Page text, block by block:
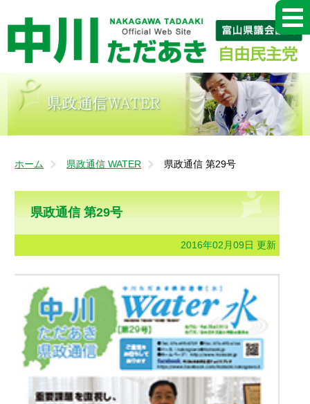
ホーム 県政通信 WATER 県政通信 第29号
県政通信 第29号
2016年02月09日 更新